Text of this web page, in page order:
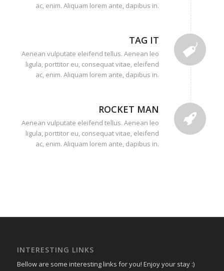
ac, enim. Aliquam lorem ante, dapibus in.
TAG IT
Aenean vulputate eleifend tellus. Aenean leo
ligula, porttitor eu, consequat vitae, eleifend
ac, enim. Aliquam lorem ante, dapibus in.
ROCKET MAN
Aenean vulputate eleifend tellus. Aenean leo
ligula, porttitor eu, consequat vitae, eleifend
ac, enim. Aliquam lorem ante, dapibus in.
INTERESTING LINKS
Bellow are some interesting links for you! Enjoy your stay :)